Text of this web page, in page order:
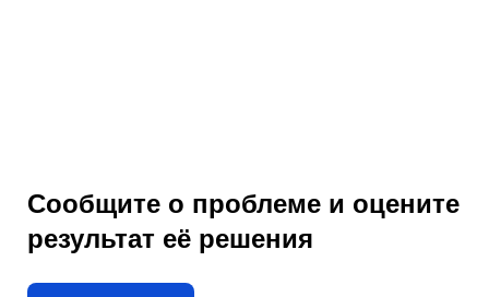
Сообщите о проблеме и оцените
результат её решения